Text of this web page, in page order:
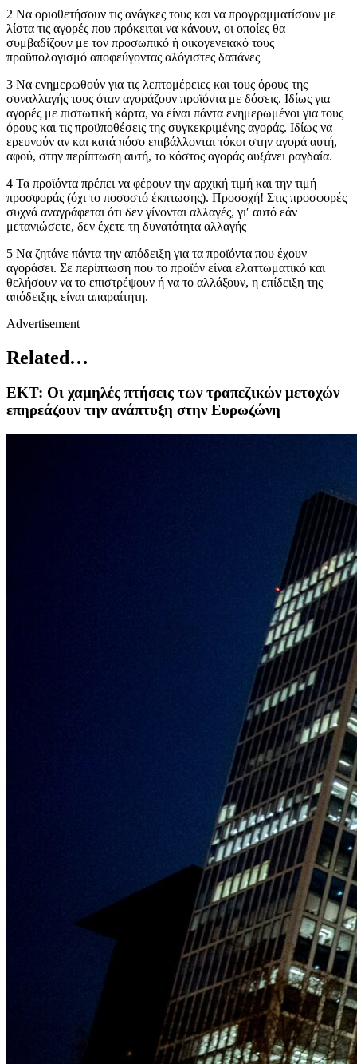
2 Να οριοθετήσουν τις ανάγκες τους και να προγραμματίσουν με
λίστα τις αγορές που πρόκειται να κάνουν, οι οποίες θα
συμβαδίζουν με τον προσωπικό ή οικογενειακό τους
προϋπολογισμό αποφεύγοντας αλόγιστες δαπάνες
3 Να ενημερωθούν για τις λεπτομέρειες και τους όρους της
συναλλαγής τους όταν αγοράζουν προϊόντα με δόσεις. Ιδίως για
αγορές με πιστωτική κάρτα, να είναι πάντα ενημερωμένοι για τους
όρους και τις προϋποθέσεις της συγκεκριμένης αγοράς. Ιδίως να
ερευνούν αν και κατά πόσο επιβάλλονται τόκοι στην αγορά αυτή,
αφού, στην περίπτωση αυτή, το κόστος αγοράς αυξάνει ραγδαία.
4 Τα προϊόντα πρέπει να φέρουν την αρχική τιμή και την τιμή
προσφοράς (όχι το ποσοστό έκπτωσης). Προσοχή! Στις προσφορές
συχνά αναγράφεται ότι δεν γίνονται αλλαγές, γι′ αυτό εάν
μετανιώσετε, δεν έχετε τη δυνατότητα αλλαγής
5 Να ζητάνε πάντα την απόδειξη για τα προϊόντα που έχουν
αγοράσει. Σε περίπτωση που το προϊόν είναι ελαττωματικό και
θελήσουν να το επιστρέψουν ή να το αλλάξουν, η επίδειξη της
απόδειξης είναι απαραίτητη.
Advertisement
Related…
ΕΚΤ: Οι χαμηλές πτήσεις των τραπεζικών μετοχών
επηρεάζουν την ανάπτυξη στην Ευρωζώνη